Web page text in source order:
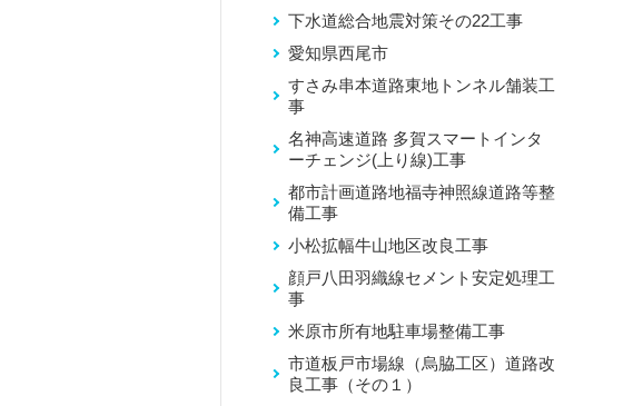
下水道総合地震対策その22工事
愛知県西尾市
すさみ串本道路東地トンネル舗装工
事
名神高速道路 多賀スマートインタ
ーチェンジ(上り線)工事
都市計画道路地福寺神照線道路等整
備工事
小松拡幅牛山地区改良工事
顔戸八田羽織線セメント安定処理工
事
米原市所有地駐車場整備工事
市道板戸市場線（烏脇工区）道路改
良工事（その１）